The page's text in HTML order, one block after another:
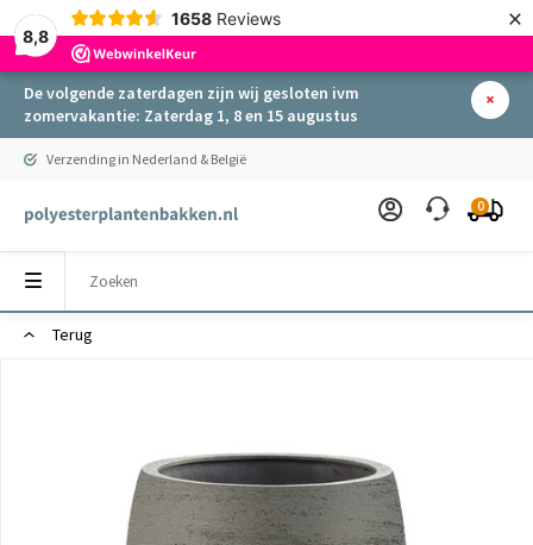
8,8
1658 Reviews ×
De volgende zaterdagen zijn wij gesloten ivm
zomervakantie: Zaterdag 1, 8 en 15 augustus
Verzending in Nederland & België
0
Terug